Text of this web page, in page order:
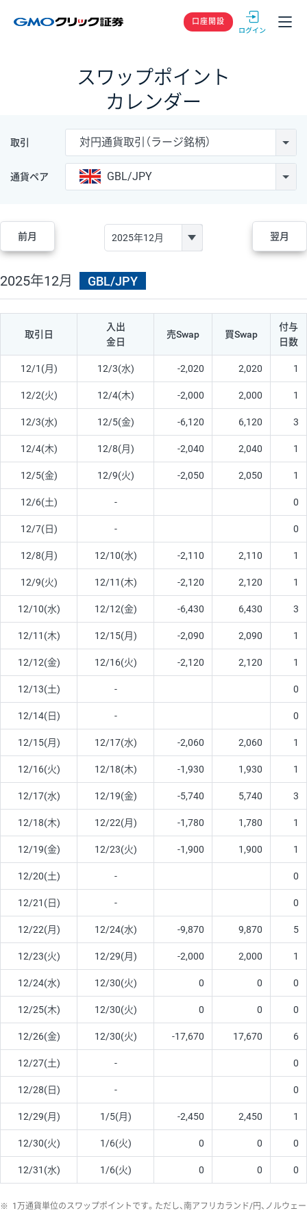
GMOクリック
口座開設
スワップポイント
カレンダー
取引 対円通貨取引（ラージ銘柄）
通貨ペア GBL/JPY
前月 翌月
2025年12月 GBL/JPY
取引日
入出
金日
売Swap 買Swap
付与
日数
12/1(月) 12/3(水) -2,020 2,020 1
12/2(火) 12/4(木) -2,000 2,000 1
12/3(水) 12/5(金) -6,120 6,120 3
12/4(木) 12/8(月) -2,040 2,040 1
12/5(金) 12/9(火) -2,050 2,050 1
12/6(土) - 0
12/7(日) - 0
12/8(月) 12/10(水) -2,110 2,110 1
12/9(火) 12/11(木) -2,120 2,120 1
12/10(水) 12/12(金) -6,430 6,430 3
12/11(木) 12/15(月) -2,090 2,090 1
12/12(金) 12/16(火) -2,120 2,120 1
12/13(土) - 0
12/14(日) - 0
12/15(月) 12/17(水) -2,060 2,060 1
12/16(火) 12/18(木) -1,930 1,930 1
12/17(水) 12/19(金) -5,740 5,740 3
12/18(木) 12/22(月) -1,780 1,780 1
12/19(金) 12/23(火) -1,900 1,900 1
12/20(土) - 0
12/21(日) - 0
12/22(月) 12/24(水) -9,870 9,870 5
12/23(火) 12/29(月) -2,000 2,000 1
12/24(水) 12/30(火) 0 0 0
12/25(木) 12/30(火) 0 0 0
12/26(金) 12/30(火) -17,670 17,670 6
12/27(土) - 0
12/28(日) - 0
12/29(月) 1/5(月) -2,450 2,450 1
12/30(火) 1/6(火) 0 0 0
12/31(水) 1/6(火) 0 0 0
※ 1万通貨単位のスワップポイントです。ただし、南アフリカランド/円、ノルウェー